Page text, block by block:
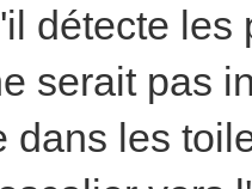
détecte
serait pas
dans les